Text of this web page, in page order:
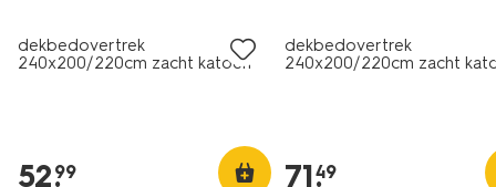
dekbedovertrek
240x200/220cm zacht katoen
52.
99
dekbedovertrek
240x200/220cm zacht
71.
49